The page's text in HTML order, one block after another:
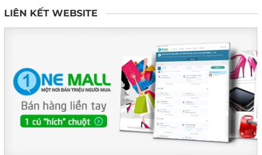
LIÊN KẾT WEBSITE